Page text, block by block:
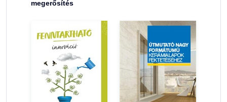
megerősítés